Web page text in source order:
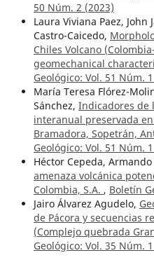
50 Núm. 2 (2023)
Laura Viviana Paez, John
Castro-Caicedo,
Chiles Volcano
geomechanical
Geológico: Vol. 51 Núm.
María Teresa Flórez-
Sánchez, Indicadores de
interanual preservada
Bramadora, Sopetrán,
Geológico: Vol. 51 Núm.
Héctor Cepeda,
amenaza volcánica
Colombia, S.A. , Boletín
Jairo Álvarez Agudelo,
de Pácora y secuencias
(Complejo quebrada
Geológico: Vol. 35 Núm.